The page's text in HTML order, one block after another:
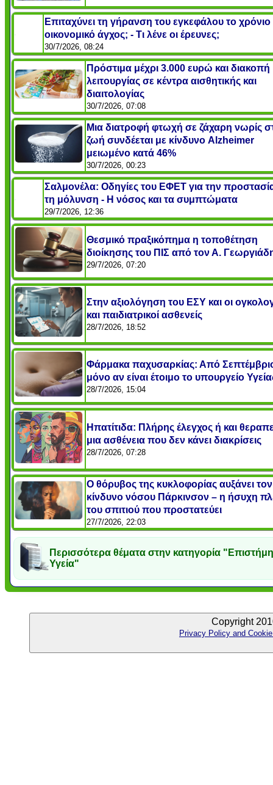
Επιταχύνει τη γήρανση του εγκεφάλου το χρόνιο
οικονομικό άγχος; - Τι λένε οι έρευνες;
30/7/2026, 08:24
Πρόστιμα μέχρι 3.000 ευρώ και διακοπή
λειτουργίας σε κέντρα αισθητικής και
διαιτολογίας
30/7/2026, 07:08
Μια διατροφή φτωχή σε ζάχαρη νωρίς
ζωή συνδέεται με κίνδυνο Alzheimer
μειωμένο κατά 46%
30/7/2026, 00:23
Σαλμονέλα: Οδηγίες του ΕΦΕΤ για την
τη μόλυνση - Η νόσος και τα συμπτώματα
29/7/2026, 12:36
Θεσμικό πραξικόπημα η τοποθέτηση
διοίκησης του ΠΙΣ από τον Α.
29/7/2026, 07:20
Στην αξιολόγηση του ΕΣΥ και οι
και παιδιατρικοί ασθενείς
28/7/2026, 18:52
Φάρμακα παχυσαρκίας: Από
μόνο αν είναι έτοιμο το υπουργείο
28/7/2026, 15:04
Ηπατίτιδα: Πλήρης έλεγχος ή και
μια ασθένεια που δεν κάνει διακρίσεις
28/7/2026, 07:28
Ο θόρυβος της κυκλοφορίας αυξάνει τον
κίνδυνο νόσου Πάρκινσον – η ήσυχη
του σπιτιού που προστατεύει
27/7/2026, 22:03
Περισσότερα θέματα στην κατηγορία
Υγεία"
Copyright
Privacy Policy and